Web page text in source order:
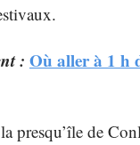
: Où aller à 1 h
presqu’île de